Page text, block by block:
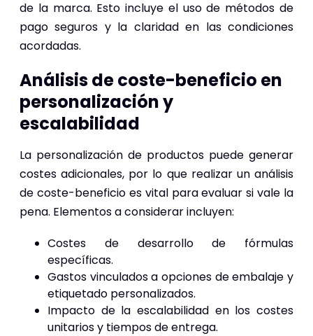
de la marca. Esto incluye el uso de métodos de
pago seguros y la claridad en las condiciones
acordadas.
Análisis de coste-beneficio en
personalización y
escalabilidad
La personalización de productos puede generar
costes adicionales, por lo que realizar un análisis
de coste-beneficio es vital para evaluar si vale la
pena. Elementos a considerar incluyen:
Costes de desarrollo de fórmulas
específicas.
Gastos vinculados a opciones de embalaje y
etiquetado personalizados.
Impacto de la escalabilidad en los costes
unitarios y tiempos de entrega.